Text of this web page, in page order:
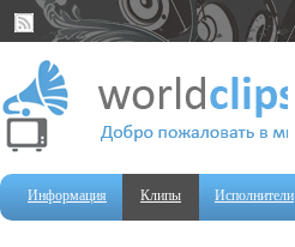
Информация Клипы Исполнители